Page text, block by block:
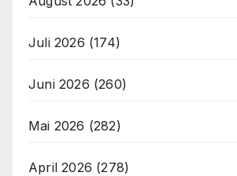
Juli 2026 (174)
Juni 2026 (260)
Mai 2026 (282)
April 2026 (278)